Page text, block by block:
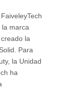
la marca
la
Para
la Unidad
ha